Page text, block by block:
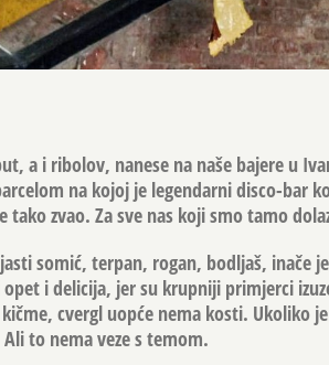
a i ribolov, nanese na naše bajere u
na kojoj je legendarni disco-bar
tako zvao. Za sve nas koji smo tamo
somić, terpan, rogan, bodljaš, inače
i delicija, jer su krupniji primjerci
cvergl uopće nema kosti. Ukoliko
to nema veze s temom.